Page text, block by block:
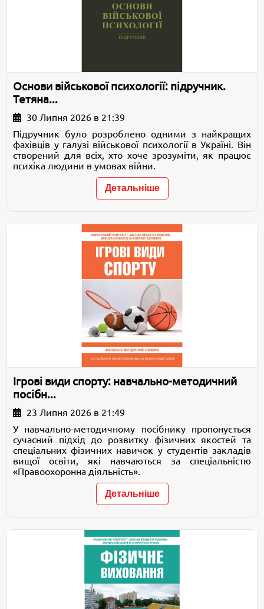
Основи військової психології: підручник.
Тетяна...
30 Липня 2026 в 21:39
Підручник було розроблено одними з найкращих
фахівців у галузі військової психології в Україні. Він
створений для всіх, хто хоче зрозуміти, як працює
психіка людини в умовах війни.
Детальніше
Ігрові види спорту: навчально-методичний
посібн...
23 Липня 2026 в 21:49
У навчально-методичному посібнику пропонується
сучасний підхід до розвитку фізичних якостей та
спеціальних фізичних навичок у студентів закладів
вищої освіти, які навчаються за спеціальністю
«Правоохоронна діяльність».
Детальніше